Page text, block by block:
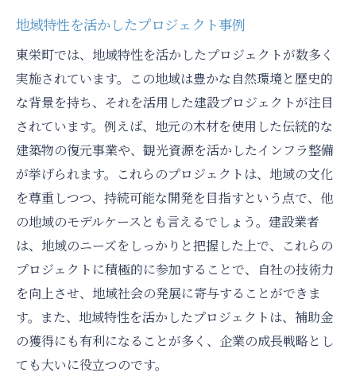
地域発展を支える建設業の未来
地域の特性に根ざした建設業補助金活用の成功
ポイント
地域特性を活かしたプロジェクトの計画
補助金活用における地域独自のアプローチ
地域特性を反映した戦略的マーケティング
地域資源を生かした付加価値の創出
地域に根ざした関係構築とコミュニケーシ
ョン
地域特性に応じたリスク管理と対応策
福島県会津若松市建設業者の補助金活用で地域
に貢献する方法
地域コミュニティに貢献する建設プロジェ
クト
地域特性を活かしたプロジェクト事例
東栄町では、地域特性を活かしたプロジェクトが数多く
実施されています。この地域は豊かな自然環境と歴史的
な背景を持ち、それを活用した建設プロジェクトが注目
されています。例えば、地元の木材を使用した伝統的な
建築物の復元事業や、観光資源を活かしたインフラ整備
が挙げられます。これらのプロジェクトは、地域の文化
を尊重しつつ、持続可能な開発を目指すという点で、他
の地域のモデルケースとも言えるでしょう。建設業者
は、地域のニーズをしっかりと把握した上で、これらの
プロジェクトに積極的に参加することで、自社の技術力
を向上させ、地域社会の発展に寄与することができま
す。また、地域特性を活かしたプロジェクトは、補助金
の獲得にも有利になることが多く、企業の成長戦略とし
ても大いに役立つのです。